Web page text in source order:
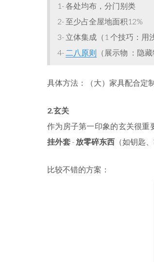
1- 各处均布，分门别类
2- 至少占全屋地面积12%
3- 立体集成（1 个技巧：用
4- 二八原则 （展示物 ：隐
具体方法：（大）家具配合定
2.玄关
作为房子第一印象的玄关很重
挂外套 - 放零碎东西 （如钥匙
比较不错的方案：